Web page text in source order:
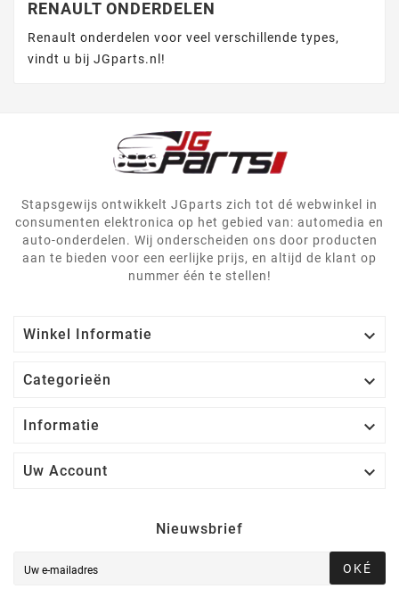
RENAULT ONDERDELEN
Renault onderdelen voor veel verschillende types,
vindt u bij JGparts.nl!
Stapsgewijs ontwikkelt JGparts zich tot dé webwinkel in
consumenten elektronica op het gebied van: automedia en
auto-onderdelen. Wij onderscheiden ons door producten
aan te bieden voor een eerlijke prijs, en altijd de klant op
nummer één te stellen!
Winkel Informatie 
Categorieën 
Informatie 
Uw Account 
Nieuwsbrief
OKÉ